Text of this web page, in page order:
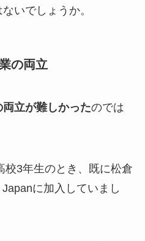
いでしょうか。
の両立
立が難しかったのでは
校3年生のとき、既に松倉
に加入していまし